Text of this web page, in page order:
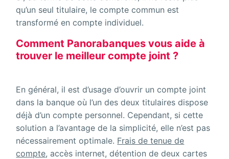
qu’un seul titulaire, le compte commun est
transformé en compte individuel.
Comment Panorabanques vous aide à
trouver le meilleur compte joint ?
En général, il est d’usage d’ouvrir un compte joint
dans la banque où l’un des deux titulaires dispose
déjà d’un compte personnel. Cependant, si cette
solution a l’avantage de la simplicité, elle n’est pas
nécessairement optimale. Frais de tenue de
compte, accès internet, détention de deux cartes